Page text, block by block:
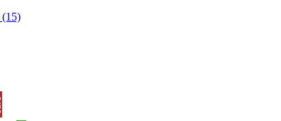
(15)